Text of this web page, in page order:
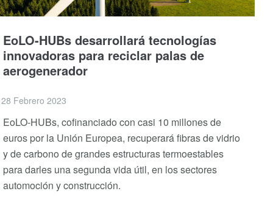
EoLO-HUBs desarrollará tecnologías
innovadoras para reciclar palas de
aerogenerador
28 Febrero 2023
EoLO-HUBs, cofinanciado con casi 10 millones de
euros por la Unión Europea, recuperará fibras de vidrio
y de carbono de grandes estructuras termoestables
para darles una segunda vida útil, en los sectores
automoción y construcción.